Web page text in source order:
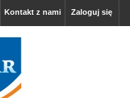
Zaloguj się
Kontakt z nami